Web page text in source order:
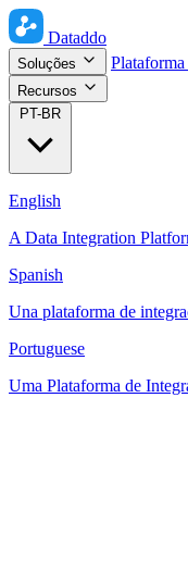
Dataddo
Soluções Plataforma
Recursos
PT-BR
English
A Data Integration
Spanish
Una plataforma de
Portuguese
Uma Plataforma de